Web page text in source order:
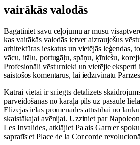
vairākās valodās
Bagātiniet savu ceļojumu ar mūsu
kas vairākās valodās ietver aizraujošus
arhitektūras ieskatus un vietējās leģendas,
vācu, itāļu, portugāļu, spāņu, ķīniešu,
Profesionāli vēsturnieki un vietējie eksperti
saistošos komentārus, lai iedzīvinātu
Katrai vietai ir sniegts detalizēts
pārveidošanas no karaļa pils uz pasaulē
Elizejas ielas promenādes attīstībai no
skaistākajai avēnijai. Uzziniet par
Les Invalides, atklājiet Palais Garnier
sapratīsiet Place de la Concorde